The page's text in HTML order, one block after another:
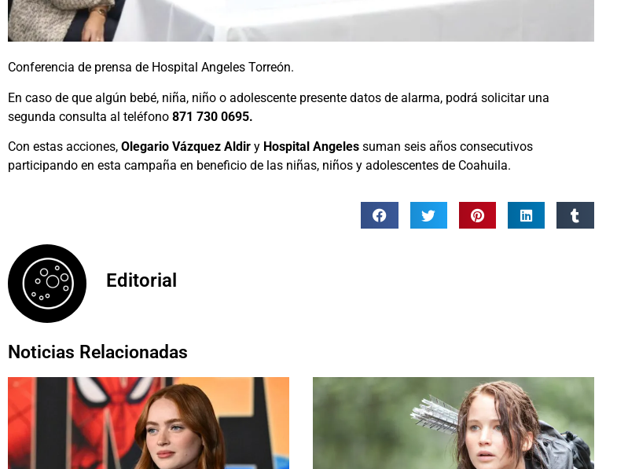
Conferencia de prensa de Hospital Angeles Torreón.
En caso de que algún bebé, niña, niño o adolescente presente datos de alarma, podrá solicitar una
segunda consulta al teléfono 871 730 0695.
Con estas acciones, Olegario Vázquez Aldir y Hospital Angeles suman seis años consecutivos
participando en esta campaña en beneficio de las niñas, niños y adolescentes de Coahuila.
Editorial
Noticias Relacionadas